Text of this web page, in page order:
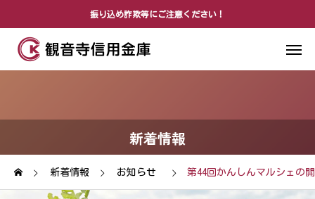
振り込め詐欺等にご注意ください！
新着情報
新着情報 お知らせ 第44回かんしんマルシェの